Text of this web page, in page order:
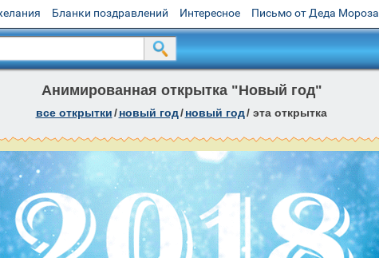
Бланки поздравлений Интересное Письмо от Деда Мороза
Анимированная открытка "Новый год"
все открытки/ новый год/ новый год/ эта открытка